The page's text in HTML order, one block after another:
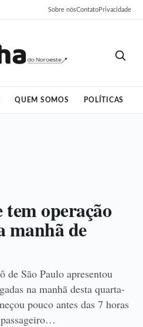
Sobre nósContatoPrivacidade
QUEM SOMOS POLÍTICAS
operação
manhã de
São Paulo apresentou
na manhã desta quarta-
pouco antes das 7 horas